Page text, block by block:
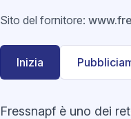
Sito del fornitore:
Inizia
Fressnapf è uno dei